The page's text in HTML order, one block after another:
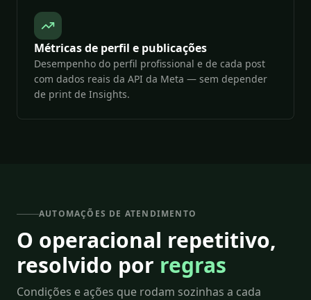
Métricas de perfil e publicações
Desempenho do perfil profissional e de cada post
com dados reais da API da Meta — sem depender
de print de Insights.
AUTOMAÇÕES DE ATENDIMENTO
O operacional repetitivo,
resolvido por regras
Condições e ações que rodam sozinhas a cada